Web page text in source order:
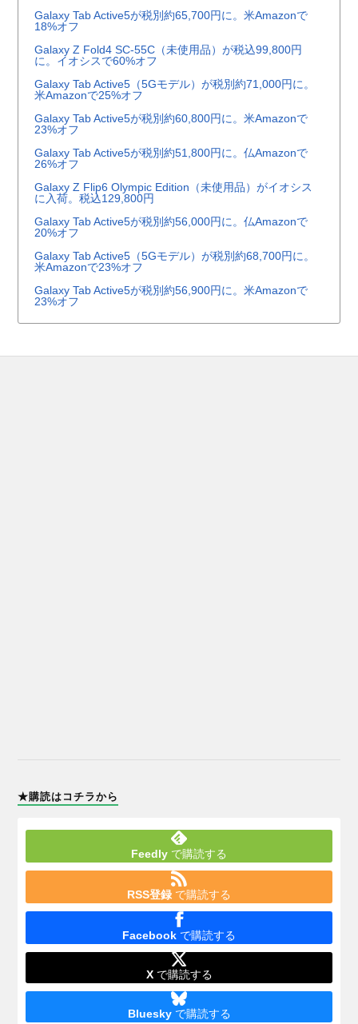
Galaxy Tab Active5が税別約65,700円に。米Amazonで
18%オフ
Galaxy Z Fold4 SC-55C（未使用品）が税込99,800円
に。イオシスで60%オフ
Galaxy Tab Active5（5Gモデル）が税別約71,000円に。
米Amazonで25%オフ
Galaxy Tab Active5が税別約60,800円に。米Amazonで
23%オフ
Galaxy Tab Active5が税別約51,800円に。仏Amazonで
26%オフ
Galaxy Z Flip6 Olympic Edition（未使用品）がイオシス
に入荷。税込129,800円
Galaxy Tab Active5が税別約56,000円に。仏Amazonで
20%オフ
Galaxy Tab Active5（5Gモデル）が税別約68,700円に。
米Amazonで23%オフ
Galaxy Tab Active5が税別約56,900円に。米Amazonで
23%オフ
★購読はコチラから
Feedly で購読する
RSS登録 で購読する
Facebook で購読する
Xで購読する
Blueskyで購読する